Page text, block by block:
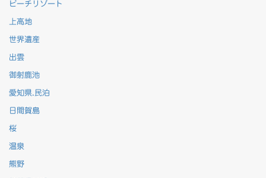
ビーチリゾート
上高地
世界遺産
出雲
御射鹿池
愛知県.民泊
日間賀島
桜
温泉
熊野